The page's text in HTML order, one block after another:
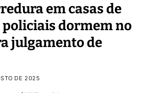
em casas de
dormem no
julgamento de
DE 2025